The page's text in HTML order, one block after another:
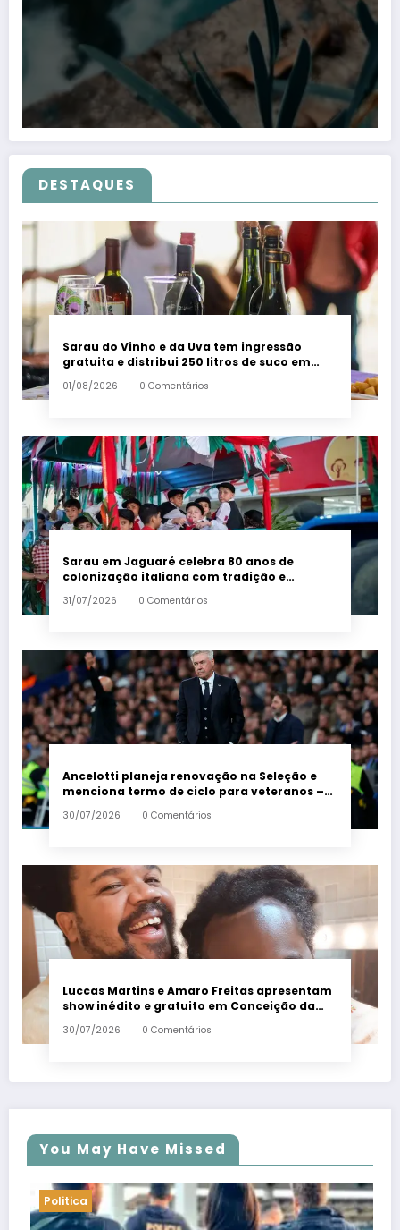
DESTAQUES
Sarau do Vinho e da Uva tem ingressão
gratuita e distribui 250 litros de suco em
Santa Teresa – Em Dia ES
01/08/2026 0 Comentários
Sarau em Jaguaré celebra 80 anos de
colonização italiana com tradição e
trambolhão da polenta – Em Dia ES
31/07/2026 0 Comentários
Ancelotti planeja renovação na Seleção e
menciona termo de ciclo para veteranos –
Em Dia ES
30/07/2026 0 Comentários
Luccas Martins e Amaro Freitas apresentam
show inédito e gratuito em Conceição da
Barra – Em Dia ES
30/07/2026 0 Comentários
You May Have Missed
Politica